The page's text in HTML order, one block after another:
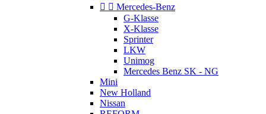
  Mercedes-Benz
G-Klasse
X-Klasse
Sprinter
LKW
Unimog
Mercedes Benz SK - NG
Mini
New Holland
Nissan